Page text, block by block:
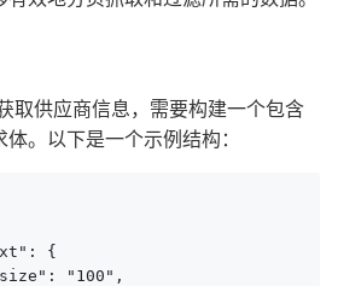
取供应商信息，需要构建一个包含
。以下是一个示例结构：
{
"100",